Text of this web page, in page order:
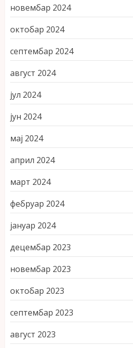
новембар 2024
октобар 2024
септембар 2024
август 2024
јул 2024
јун 2024
мај 2024
април 2024
март 2024
фебруар 2024
јануар 2024
децембар 2023
новембар 2023
октобар 2023
септембар 2023
август 2023